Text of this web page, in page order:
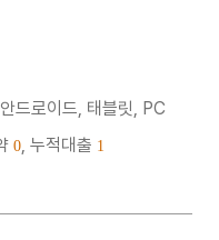
드로이드, 태블릿, PC
0 , 누적대출 1